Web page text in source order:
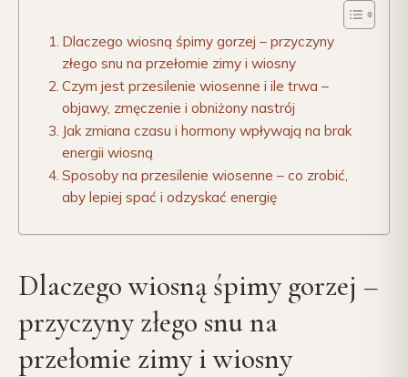
Dlaczego wiosną śpimy gorzej – przyczyny
złego snu na przełomie zimy i wiosny
Czym jest przesilenie wiosenne i ile trwa –
objawy, zmęczenie i obniżony nastrój
Jak zmiana czasu i hormony wpływają na brak
energii wiosną
Sposoby na przesilenie wiosenne – co zrobić,
aby lepiej spać i odzyskać energię
Dlaczego wiosną śpimy gorzej –
przyczyny złego snu na
przełomie zimy i wiosny